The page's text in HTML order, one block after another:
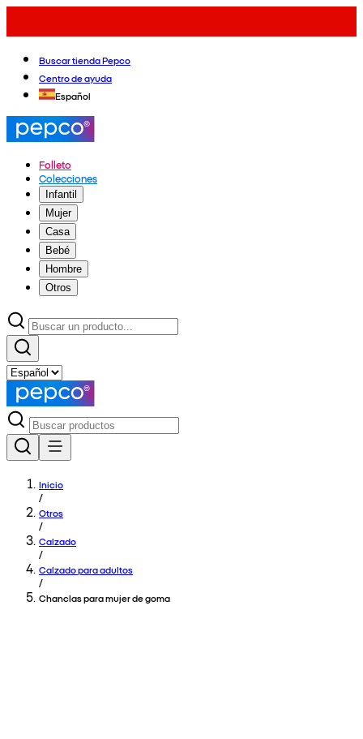
Buscar tienda Pepco
Centro de ayuda
Español
Folleto
Colecciones
Infantil
Mujer
Casa
Bebé
Hombre
Otros
Inicio
/
Otros
/
Calzado
/
Calzado para adultos
/
Chanclas para mujer de goma